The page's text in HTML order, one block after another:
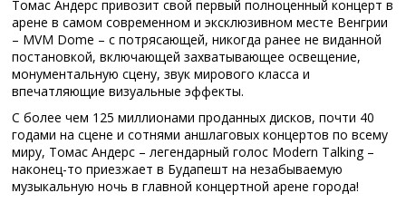
Томас Андерс привозит свой первый полноценный концерт в
арене в самом современном и эксклюзивном месте Венгрии
– MVM Dome – с потрясающей, никогда ранее не виданной
постановкой, включающей захватывающее освещение,
монументальную сцену, звук мирового класса и
впечатляющие визуальные эффекты.
С более чем 125 миллионами проданных дисков, почти 40
годами на сцене и сотнями аншлаговых концертов по всему
миру, Томас Андерс – легендарный голос Modern Talking –
наконец-то приезжает в Будапешт на незабываемую
музыкальную ночь в главной концертной арене города!